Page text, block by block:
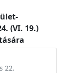
(VI. 19.)
22.